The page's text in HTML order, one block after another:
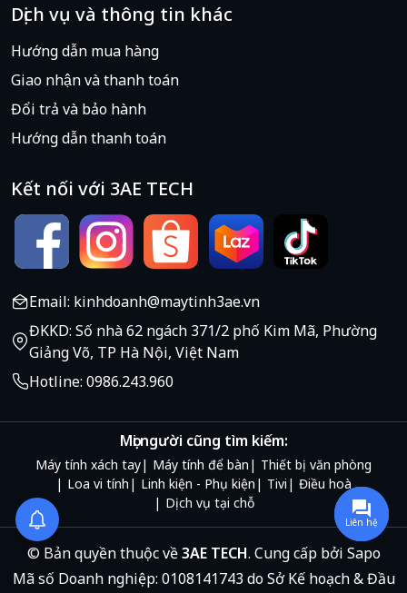
Dịch vụ và thông tin khác
Hướng dẫn mua hàng
Giao nhận và thanh toán
Đổi trả và bảo hành
Hướng dẫn thanh toán
Kết nối với 3AE TECH
Email: kinhdoanh@maytinh3ae.vn
ĐKKD: Số nhà 62 ngách 371/2 phố Kim Mã, Phường
Giảng Võ, TP Hà Nội, Việt Nam
Hotline: 0986.243.960
Mọi người cũng tìm kiếm:
Máy tính xách tay Máy tính để bàn
Thiết bị văn phòng
Loa vi tính
Linh kiện - Phụ kiện Tivi
Điều hoà
Dịch vụ tại chỗ
© Bản quyền thuộc về3AE TECH. Cung cấp bởi Sapo
Mã số Doanh nghiệp: 0108141743 do Sở Kế hoạch & Đầu
Liên hệ